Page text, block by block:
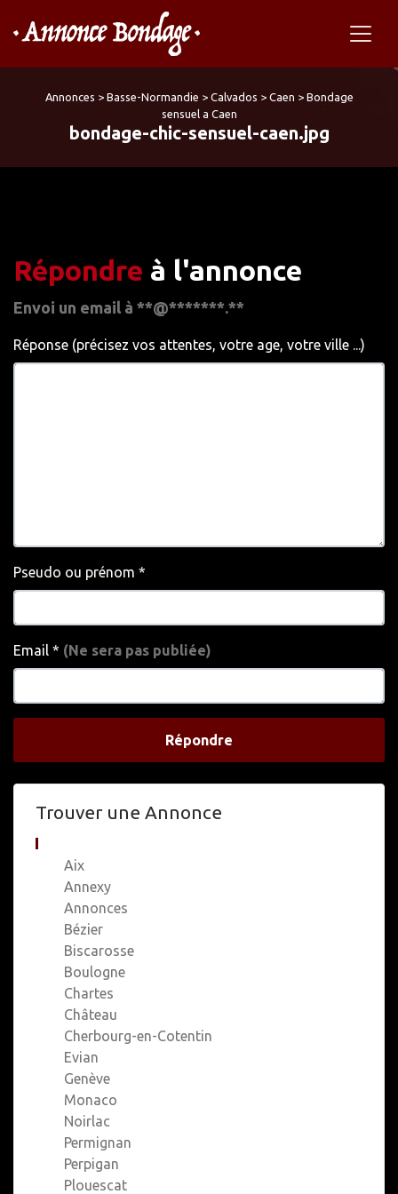
Annonces > Basse-Normandie > Calvados > Caen > Bondage
sensuel a Caen
bondage-chic-sensuel-caen.jpg
Répondre à l'annonce
Envoi un email à **@*******.**
Réponse (précisez vos attentes, votre age, votre ville ...)
Pseudo ou prénom *
Email * (Ne sera pas publiée)
Répondre
Trouver une Annonce
Aix
Annexy
Annonces
Bézier
Biscarosse
Boulogne
Chartes
Château
Cherbourg-en-Cotentin
Evian
Genève
Monaco
Noirlac
Permignan
Perpigan
Plouescat